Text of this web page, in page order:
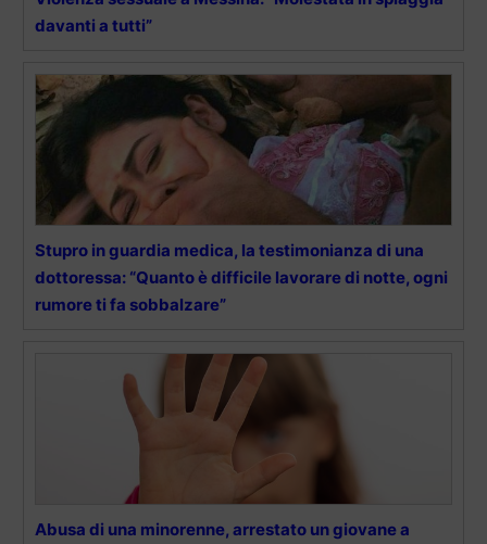
davanti a tutti”
Stupro in guardia medica, la testimonianza di una
dottoressa: “Quanto è difficile lavorare di notte, ogni
rumore ti fa sobbalzare”
Abusa di una minorenne, arrestato un giovane a